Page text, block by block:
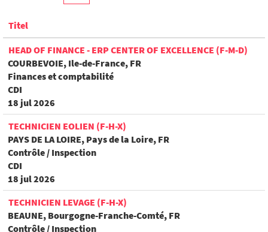
Titel
HEAD OF FINANCE - ERP CENTER OF EXCELLENCE (F-M-D)
COURBEVOIE, Ile-de-France, FR
Finances et comptabilité
CDI
18 jul 2026
TECHNICIEN EOLIEN (F-H-X)
PAYS DE LA LOIRE, Pays de la Loire, FR
Contrôle / Inspection
CDI
18 jul 2026
TECHNICIEN LEVAGE (F-H-X)
BEAUNE, Bourgogne-Franche-Comté, FR
Contrôle / Inspection